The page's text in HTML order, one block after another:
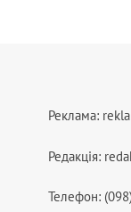
Реклама:
Редакція:
Телефон: